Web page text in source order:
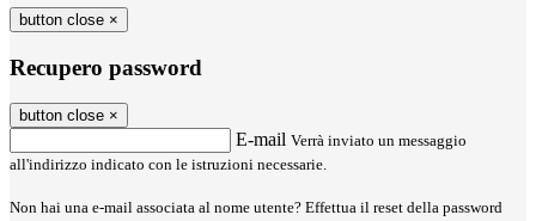
button close ×
Recupero password
button close ×
E-mail Verrà inviato un messaggio
all'indirizzo indicato con le istruzioni necessarie.
Non hai una e-mail associata al nome utente? Effettua il reset della password